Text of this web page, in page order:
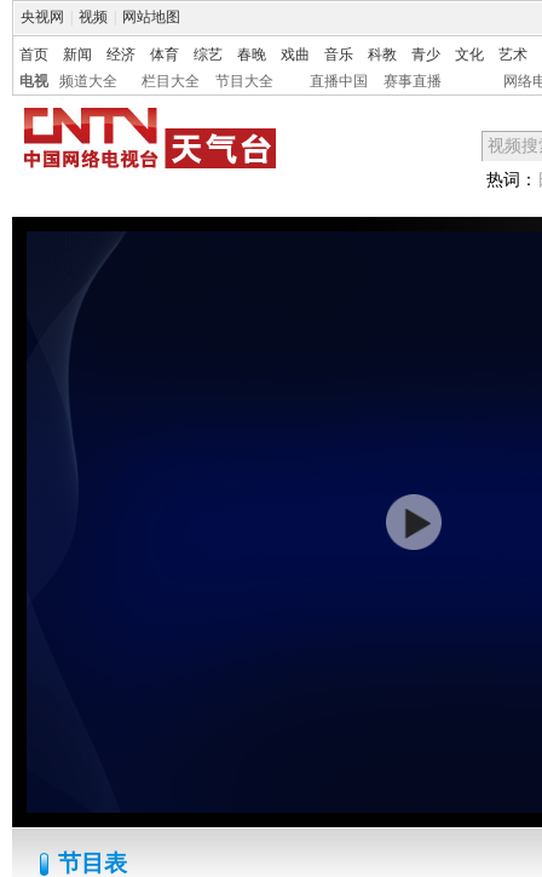
央视网 视频 网站地图
首页 新闻 经济 体育 综艺 春晚 戏曲 音乐 科教 青少 文化
艺术
电视
频道大全 栏目大全 节目大全 直播中国 赛事直播 网络
热词：
节目表